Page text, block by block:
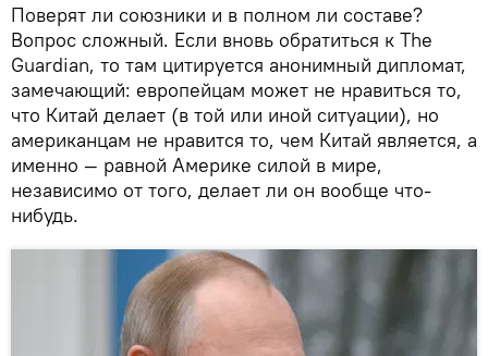
Поверят ли союзники и в полном ли составе?
Вопрос сложный. Если вновь обратиться к The
Guardian, то там цитируется анонимный дипломат,
замечающий: европейцам может не нравиться то,
что Китай делает (в той или иной ситуации), но
американцам не нравится то, чем Китай является, а
именно — равной Америке силой в мире,
независимо от того, делает ли он вообще что-
нибудь.